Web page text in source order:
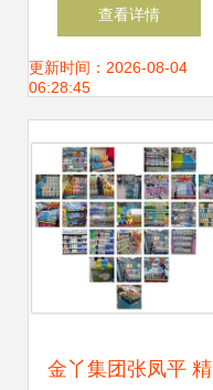
展架产品陈列效果
查看详情
更新时间：2026-08-04
06:28:45
金丫集团张凤平 精